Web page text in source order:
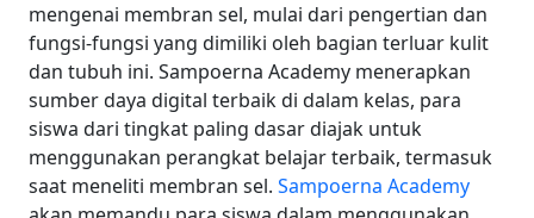
mengenai membran sel, mulai dari pengertian dan
fungsi-fungsi yang dimiliki oleh bagian terluar kulit
dan tubuh ini. Sampoerna Academy menerapkan
sumber daya digital terbaik di dalam kelas, para
siswa dari tingkat paling dasar diajak untuk
menggunakan perangkat belajar terbaik, termasuk
saat meneliti membran sel. Sampoerna Academy